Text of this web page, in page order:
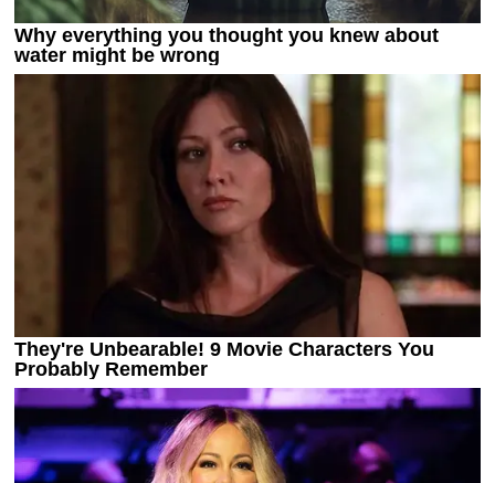
Украина. Премьер-Лига
Украина. Первая Лига
Лига Чемпионов
Англия. Премьер Лига
Испания. Ла Лига
Другие Турниры >>>
Таблицы групп Чемпионата Мира
Украина. Премьер-Лига
Украина. Первая Лига
Лига Чемпионов. Таблицы групп
Англия. Премьер-Лига
Испания. Ла Лига
Все таблицы >>>
Рейтинги
Рейтинг стран УЕФА
Рейтинг клубов УЕФА
Рейтинг ФИФА
ТВ программа